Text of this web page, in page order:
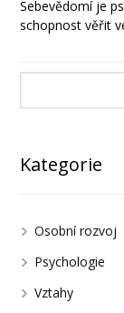
Sebevědomí je
schopnost věřit
Kategorie
Osobní rozvoj
Psychologie
Vztahy